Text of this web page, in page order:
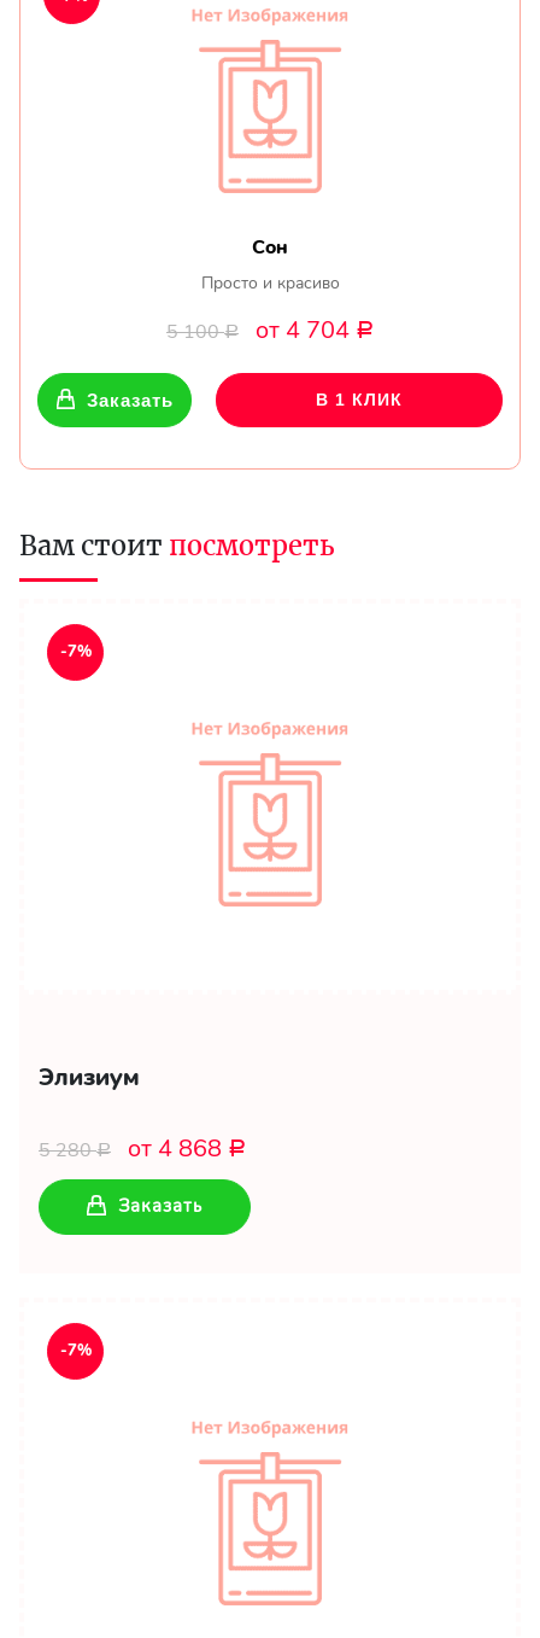
Сон
Просто и красиво
5 100Р от 4 704 Р
Заказать В 1 КЛИК
Вам стоит посмотреть
-7%
Элизиум
5 280Р от 4 868 Р
Заказать
-7%